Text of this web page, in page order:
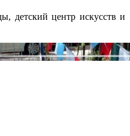
детский центр искусств и